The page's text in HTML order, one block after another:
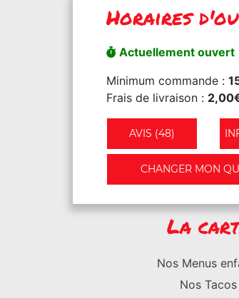
Horaires
Actuellement ouvert
Minimum commande :
Frais de livraison :
AVIS (48)
CHANGER MON
La
Nos Menus
Nos Tacos